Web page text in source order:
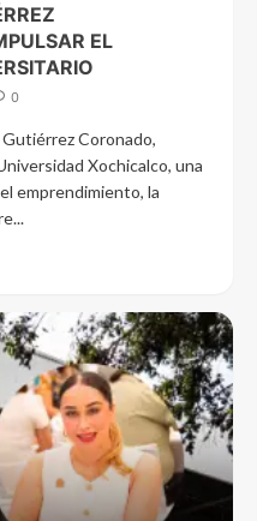
EL
0
Coronado,
Xochicalco, una
emprendimiento, la